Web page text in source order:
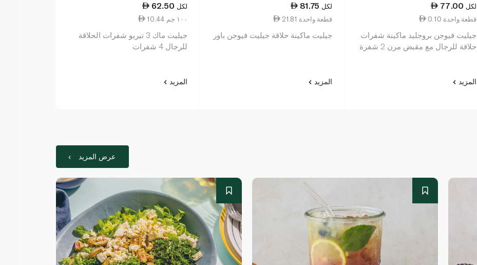
77.00 لكل
0.10 قطعة واحدة
جيليت فيوجن بروجليد ماكينة شفرات
حلاقة للرجال مع مقبض مرن 2 شفرة
المزيد
81.75 لكل
21.81 قطعة واحدة
جيليت ماكينة حلاقة جيليت فيوجن باور
المزيد
62.50 لكل
10.44 ١٠٠ جم
جيليت ماك 3 تيربو شفرات الحلاقة
للرجال 4 شفرات
المزيد
عرض المزيد